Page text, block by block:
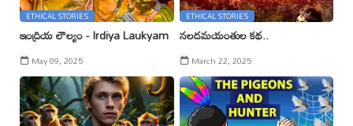
ETHICAL STORIES
ఇంద్రియ లౌల్యం - Irdiya Laukyam
May 09, 2025
ETHICAL STORIES
నలదమయంతుల కథ..
March 22, 2025